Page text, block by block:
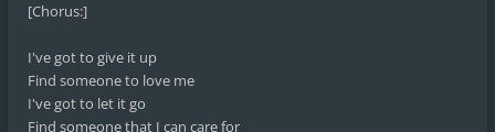
[Chorus:]
I've got to give it up
Find someone to love me
I've got to let it go
Find someone that I can care for